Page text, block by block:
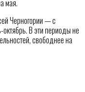
мая.
Черногории — с
В эти периоды не
свободнее на